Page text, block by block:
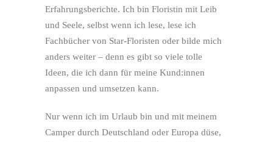
Erfahrungsberichte. Ich bin Floristin mit Leib
und Seele, selbst wenn ich lese, lese ich
Fachbücher von Star-Floristen oder bilde mich
anders weiter – denn es gibt so viele tolle
Ideen, die ich dann für meine Kund:innen
anpassen und umsetzen kann.
Nur wenn ich im Urlaub bin und mit meinem
Camper durch Deutschland oder Europa düse,